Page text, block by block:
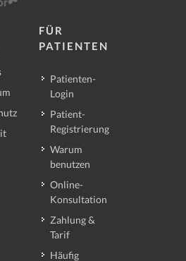
FÜR
PATIENTEN
Patienten-
Login
Patient-
Registrierung
Warum
benutzen
Online-
Konsultation
Zahlung &
Tarif
Häufig